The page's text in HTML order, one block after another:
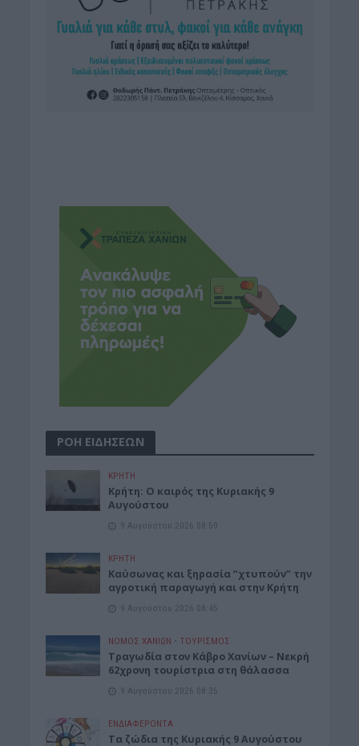
ΡΟΗ ΕΙΔΗΣΕΩΝ
ΚΡΗΤΗ
Κρήτη: Ο καιρός της Κυριακής 9
Αυγούστου
9 Αυγούστου 2026 08:50
ΚΡΗΤΗ
Καύσωνας και ξηρασία “χτυπούν” την
αγροτική παραγωγή και στην Κρήτη
9 Αυγούστου 2026 08:45
ΝΟΜΌΣ ΧΑΝΊΩΝ • ΤΟΥΡΙΣΜΟΣ
Τραγωδία στον Κάβρο Χανίων – Νεκρή
62χρονη τουρίστρια στη θάλασσα
9 Αυγούστου 2026 08:35
ΕΝΔΙΑΦΕΡΟΝΤΑ
Τα ζώδια της Κυριακής 9 Αυγούστου